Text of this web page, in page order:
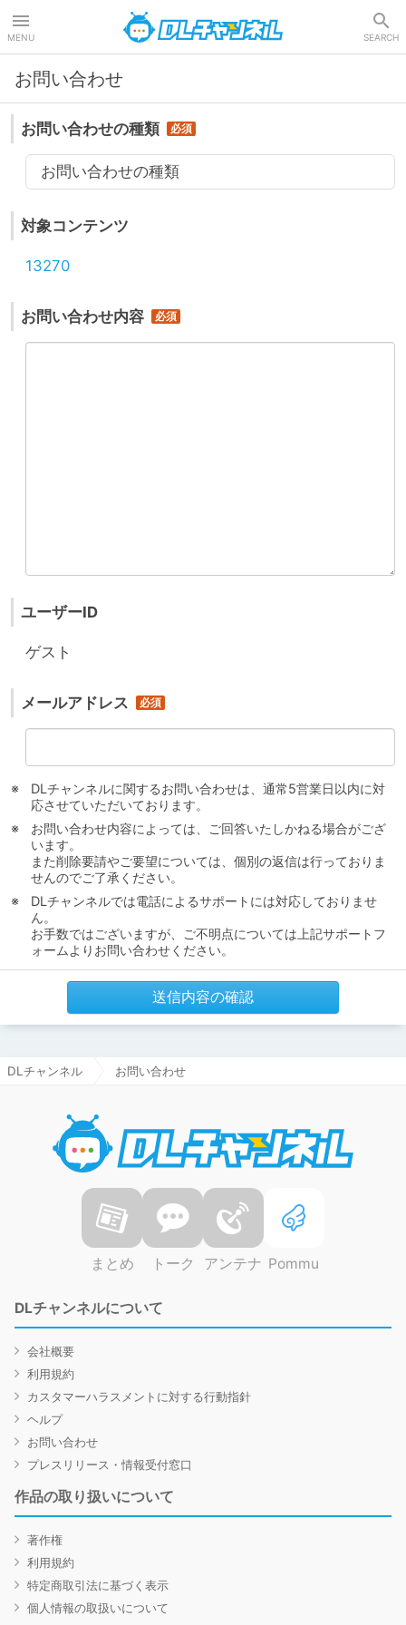
MENU SEARCH
お問い合わせ
お問い合わせの種類
お問い合わせの種類
対象コンテンツ
13270
お問い合わせ内容
ユーザーID
ゲスト
メールアドレス
DLチャンネルに関するお問い合わせは、通常5営業日以内に対
応させていただいております。
お問い合わせ内容によっては、ご回答いたしかねる場合がござ
います。
また削除要請やご要望については、個別の返信は行っておりま
せんのでご了承ください。
DLチャンネルでは電話によるサポートには対応しておりませ
ん。
お手数ではございますが、ご不明点については上記サポートフ
ォームよりお問い合わせください。
送信内容の確認
DLチャンネル お問い合わせ
まとめ トーク アンテナ Pommu
DLチャンネルについて
会社概要
利用規約
カスタマーハラスメントに対する行動指針
ヘルプ
お問い合わせ
プレスリリース・情報受付窓口
作品の取り扱いについて
著作権
利用規約
特定商取引法に基づく表示
個人情報の取扱いについて